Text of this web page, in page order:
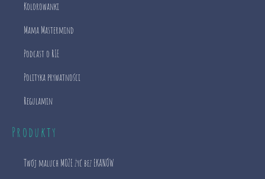
Kolorowanki
Mama Mastermind
Podcast o RIE
Polityka prywatności
Regulamin
Produkty
Twój maluch MOŻE żyć bez EKANÓW